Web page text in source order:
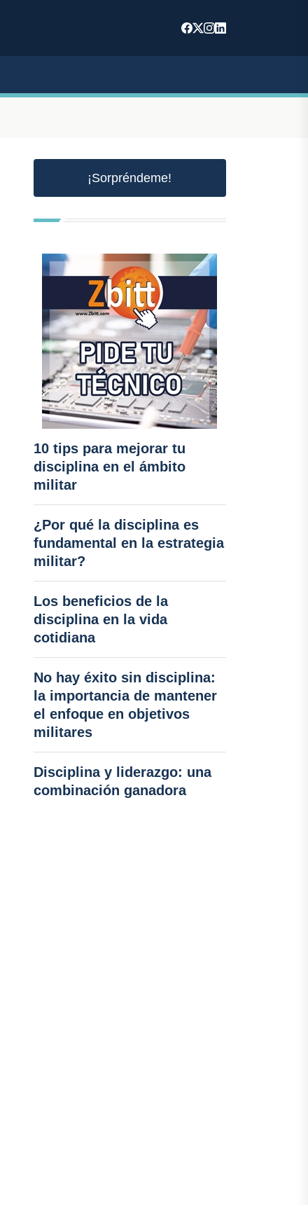
¡Sorpréndeme!
10 tips para mejorar tu
disciplina en el ámbito
militar
¿Por qué la disciplina es
fundamental en la estrategia
militar?
Los beneficios de la
disciplina en la vida
cotidiana
No hay éxito sin disciplina:
la importancia de mantener
el enfoque en objetivos
militares
Disciplina y liderazgo: una
combinación ganadora